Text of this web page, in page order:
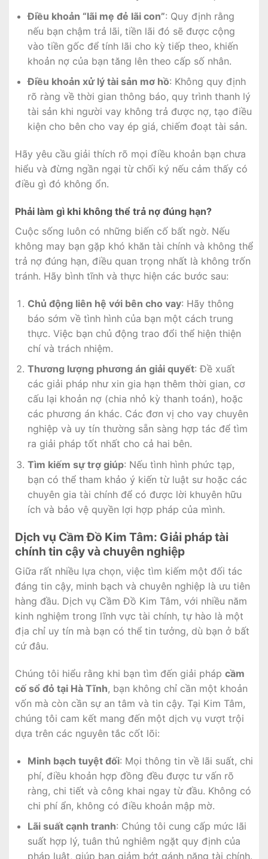
Điều khoản “lãi mẹ đẻ lãi con”: Quy định rằng
nếu bạn chậm trả lãi, tiền lãi đó sẽ được cộng
vào tiền gốc để tính lãi cho kỳ tiếp theo, khiến
khoản nợ của bạn tăng lên theo cấp số nhân.
Điều khoản xử lý tài sản mơ hồ: Không quy định
rõ ràng về thời gian thông báo, quy trình thanh lý
tài sản khi người vay không trả được nợ, tạo điều
kiện cho bên cho vay ép giá, chiếm đoạt tài sản.
Hãy yêu cầu giải thích rõ mọi điều khoản bạn chưa
hiểu và đừng ngần ngại từ chối ký nếu cảm thấy có
điều gì đó không ổn.
Phải làm gì khi không thể trả nợ đúng hạn?
Cuộc sống luôn có những biến cố bất ngờ. Nếu
không may bạn gặp khó khăn tài chính và không thể
trả nợ đúng hạn, điều quan trọng nhất là không trốn
tránh. Hãy bình tĩnh và thực hiện các bước sau:
Chủ động liên hệ với bên cho vay: Hãy thông
báo sớm về tình hình của bạn một cách trung
thực. Việc bạn chủ động trao đổi thể hiện thiện
chí và trách nhiệm.
Thương lượng phương án giải quyết: Đề xuất
các giải pháp như xin gia hạn thêm thời gian, cơ
cấu lại khoản nợ (chia nhỏ kỳ thanh toán), hoặc
các phương án khác. Các đơn vị cho vay chuyên
nghiệp và uy tín thường sẵn sàng hợp tác để tìm
ra giải pháp tốt nhất cho cả hai bên.
Tìm kiếm sự trợ giúp: Nếu tình hình phức tạp,
bạn có thể tham khảo ý kiến từ luật sư hoặc các
chuyên gia tài chính để có được lời khuyên hữu
ích và bảo vệ quyền lợi hợp pháp của mình.
Dịch vụ Cầm Đồ Kim Tâm: Giải pháp tài
chính tin cậy và chuyên nghiệp
Giữa rất nhiều lựa chọn, việc tìm kiếm một đối tác
đáng tin cậy, minh bạch và chuyên nghiệp là ưu tiên
hàng đầu. Dịch vụ Cầm Đồ Kim Tâm, với nhiều năm
kinh nghiệm trong lĩnh vực tài chính, tự hào là một
địa chỉ uy tín mà bạn có thể tin tưởng, dù bạn ở bất
cứ đâu.
Chúng tôi hiểu rằng khi bạn tìm đến giải pháp cầm
cố sổ đỏ tại Hà Tĩnh, bạn không chỉ cần một khoản
vốn mà còn cần sự an tâm và tin cậy. Tại Kim Tâm,
chúng tôi cam kết mang đến một dịch vụ vượt trội
dựa trên các nguyên tắc cốt lõi:
Minh bạch tuyệt đối: Mọi thông tin về lãi suất, chi
phí, điều khoản hợp đồng đều được tư vấn rõ
ràng, chi tiết và công khai ngay từ đầu. Không có
chi phí ẩn, không có điều khoản mập mờ.
Lãi suất cạnh tranh: Chúng tôi cung cấp mức lãi
suất hợp lý, tuân thủ nghiêm ngặt quy định của
pháp luật, giúp bạn giảm bớt gánh nặng tài chính.